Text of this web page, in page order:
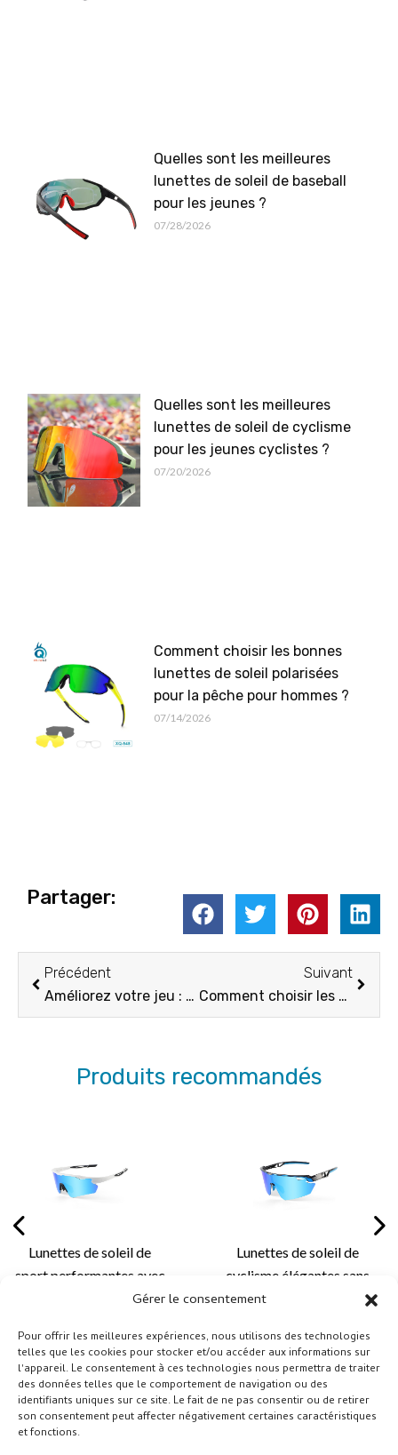
Gérer le consentement
Pour offrir les meilleures expériences, nous utilisons des technologies
telles que les cookies pour stocker et/ou accéder aux informations sur
l'appareil. Le consentement à ces technologies nous permettra de traiter
des données telles que le comportement de navigation ou des
identifiants uniques sur ce site. Le fait de ne pas consentir ou de retirer
son consentement peut affecter négativement certaines caractéristiques
et fonctions.
Quelles sont les meilleures
lunettes de soleil de baseball
pour les jeunes ?
07/28/2026
Quelles sont les meilleures
lunettes de soleil de cyclisme
pour les jeunes cyclistes ?
07/20/2026
Comment choisir les bonnes
lunettes de soleil polarisées
pour la pêche pour hommes ?
07/14/2026
Partager:
Précédent
Précédent
Améliorez votre jeu : sélection des couleurs de verres optimales pour le baseball
Suivant
Comment choisir les bonnes lunettes de soleil de golf ?
Produits recommandés
de
avec
confort
une
des
-
Lunettes de soleil de
cyclisme élégantes sans
monture avec un design
verres personnalisées
pour le cyclisme et les
activités de plein air
Lunettes
sport sans
de
en